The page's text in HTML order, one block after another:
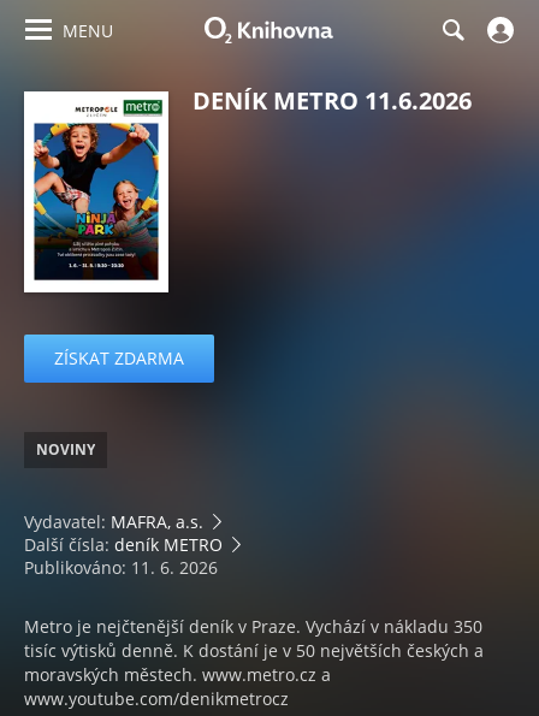
MENU
DENÍK METRO 11.6.2026
ZÍSKAT ZDARMA
NOVINY
Vydavatel: MAFRA, a.s.
Další čísla: deník METRO
Publikováno: 11. 6. 2026
Metro je nejčtenější deník v Praze. Vychází v nákladu 350
tisíc výtisků denně. K dostání je v 50 největších českých a
moravských městech. www.metro.cz a
www.youtube.com/denikmetrocz